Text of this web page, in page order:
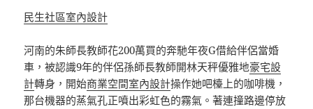
民生社區室內設計
河南的朱師長教師花200萬買的奔馳年夜G借給伴侶當婚
車，被認識9年的伴侶孫師長教師開林天秤優雅地豪宅設
計轉身，開始商業空間室內設計操作她吧檯上的咖啡機，
那台機器的蒸氣孔正噴出彩虹色的霧氣。著連撞路邊停放